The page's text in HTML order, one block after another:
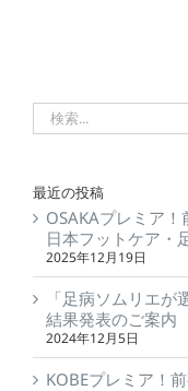
最近の投稿
OSAKAプレミア
日本フットケア・
2025年12月19日
「足病ソムリエが
結果発表のご案内
2024年12月5日
KOBEプレミア！